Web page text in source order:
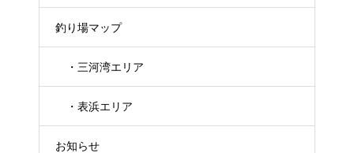
釣り場マップ
・三河湾エリア
・表浜エリア
お知らせ